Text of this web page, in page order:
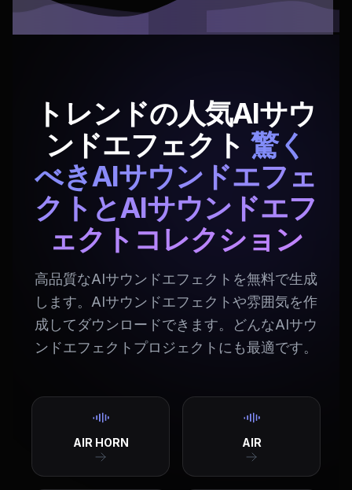
トレンドの人気AIサウ
ンドエフェクト 驚く
べきAIサウンドエフェ
クトとAIサウンドエフ
ェクトコレクション
高品質なAIサウンドエフェクトを無料で生成
します。AIサウンドエフェクトや雰囲気を作
成してダウンロードできます。どんなAIサウ
ンドエフェクトプロジェクトにも最適です。
AIR HORN AIR